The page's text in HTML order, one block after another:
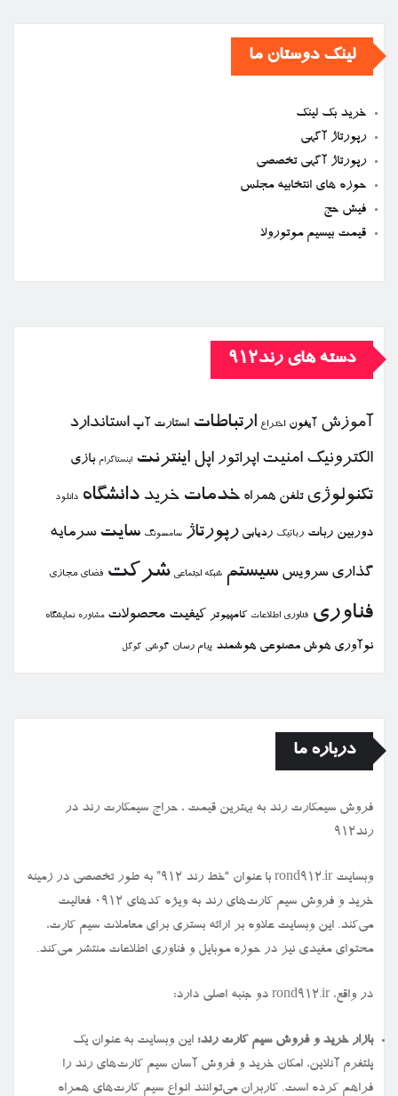
لینک دوستان ما
خرید بک لینک
رپورتاژ آگهی
رپورتاژ آگهی تخصصی
حوزه های انتخابیه مجلس
فیش حج
قیمت بیسیم موتورولا
دسته های رند912
آموزش آیفون اختراع ارتباطات استارت آپ استاندارد
الكترونیك امنیت اپراتور اپل اینترنت اینستاگرام بازی
تكنولوژی تلفن همراه خدمات خرید دانشگاه دانلود
دوربین ربات رباتیك ردیابی رپورتاژ سامسونگ سایت سرمایه
گذاری سرویس سیستم شبكه اجتماعی شركت فضای مجازی
فناوری فناوری اطلاعات كامپیوتر كیفیت محصولات مشاوره نمایشگاه
نوآوری هوش مصنوعی هوشمند پیام رسان گوشی گوگل
درباره ما
فروش سیمكارت رند به بهترین قیمت ، حراج سیمكارت رند در
رند912
وبسایت rond912.ir با عنوان “خط رند ۹۱۲” به طور تخصصی در زمینه
خرید و فروش سیم کارت‌های رند به ویژه کدهای ۰۹۱۲ فعالیت
می‌کند. این وبسایت علاوه بر ارائه بستری برای معاملات سیم کارت،
محتوای مفیدی نیز در حوزه موبایل و فناوری اطلاعات منتشر می‌کند.
در واقع، rond912.ir دو جنبه اصلی دارد:
بازار خرید و فروش سیم کارت رند: این وبسایت به عنوان یک
پلتفرم آنلاین، امکان خرید و فروش آسان سیم کارت‌های رند را
فراهم کرده است. کاربران می‌توانند انواع سیم کارت‌های همراه